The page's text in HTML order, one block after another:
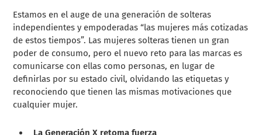
Estamos en el auge de una generación de solteras
independientes y empoderadas “las mujeres más cotizadas
de estos tiempos”. Las mujeres solteras tienen un gran
poder de consumo, pero el nuevo reto para las marcas es
comunicarse con ellas como personas, en lugar de
definirlas por su estado civil, olvidando las etiquetas y
reconociendo que tienen las mismas motivaciones que
cualquier mujer.
La Generación X retoma fuerza